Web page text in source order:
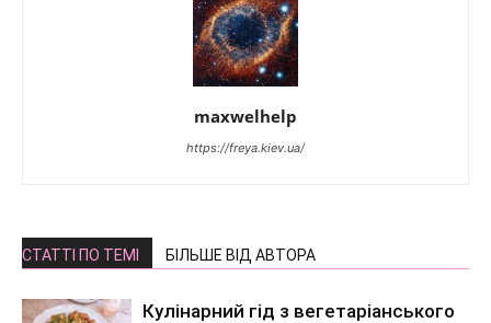
maxwelhelp
https://freya.kiev.ua/
СТАТТІ ПО ТЕМІ БІЛЬШЕ ВІД АВТОРА
Кулінарний гід з вегетаріанського